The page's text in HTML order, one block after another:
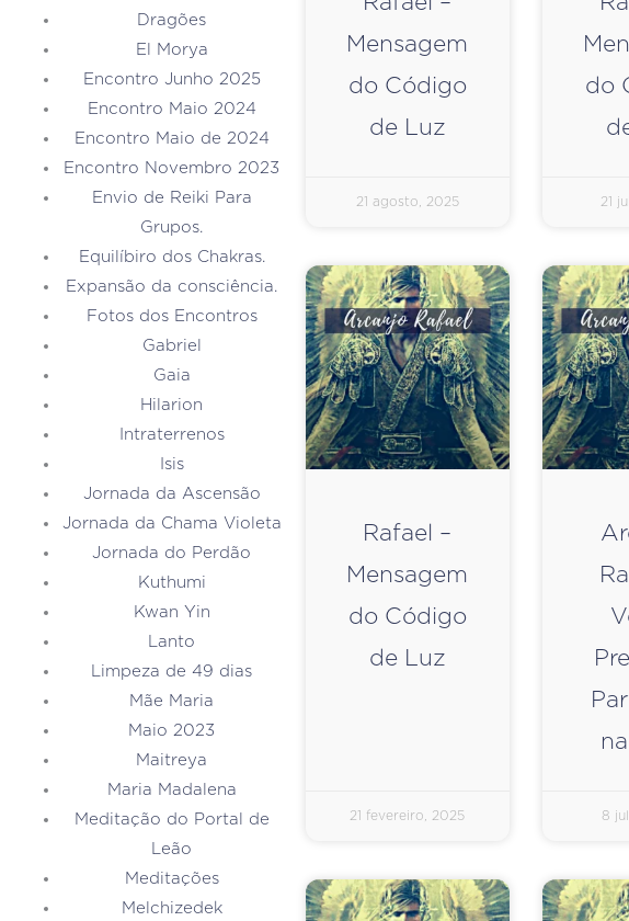
Dragões
El Morya
Encontro Junho 2025
Encontro Maio 2024
Encontro Maio de 2024
Encontro Novembro 2023
Envio de Reiki Para
Grupos.
Equilíbiro dos Chakras.
Expansão da consciência.
Fotos dos Encontros
Gabriel
Gaia
Hilarion
Intraterrenos
Isis
Jornada da Ascensão
Jornada da Chama Violeta
Jornada do Perdão
Kuthumi
Kwan Yin
Lanto
Limpeza de 49 dias
Mãe Maria
Maio 2023
Maitreya
Maria Madalena
Meditação do Portal de
Leão
Meditações
Melchizedek
Mensagem
do Código
de Luz
21 agosto, 2025
do
21
Rafael –
Mensagem
do Código
de Luz
21 fevereiro, 2025 8